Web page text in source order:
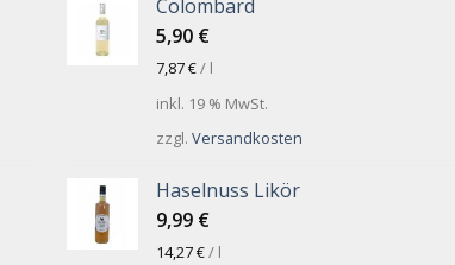
Colombard
5,90 €
7,87€/ l
inkl. 19 % MwSt.
zzgl. Versandkosten
Haselnuss Likör
9,99 €
14,27€/ l